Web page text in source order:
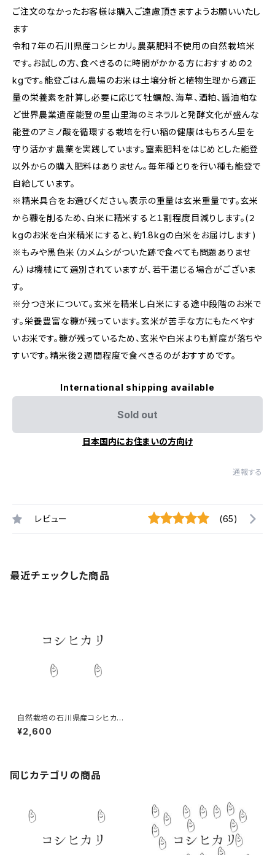
ご注文のなかったお客様は購入ご遠慮頂きますようお願いいたし
ます
令和７年の石川県産コシヒカリ。農薬肥料不使用の自然栽培米
です。お試しの方、食べきるのに時間がかかる方におすすめの２
kgです。能登ごはん農場のお米は土壌分析と植物生理から適正
量の栄養素を計算し必要に応じて牡蠣殻、海草、酒粕、醤油粕な
ど世界農業遺産能登の里山里海のミネラルと発酵文化が盛んな
能登のアミノ酸を循環する栽培を行い稲の健康はもちろん里を
守り活かす農業を実践しています。窒素肥料をはじめとした能登
以外からの購入肥料はありません。毎年種とりを行い種も能登で
自給しています。
※精米具合をお選びください。表示の重量は玄米重量です。玄米
から糠を削るため、白米に精米すると１割程度目減りします。(２
kgのお米を白米精米にすると、約1.8kgの白米をお届けします)
※もみや黒色米（カメムシがついた跡で食べても問題ありませ
ん）は機械にて選別されていますが、若干混じる場合がございま
す。
※分つき米について。玄米を精米し白米にする途中段階のお米で
す。栄養豊富な糠が残っています。玄米が苦手な方にもたべやす
いお米です。糠が残っているため、玄米や白米よりも鮮度が落ちや
すいです。精米後２週間程度で食べきるのがおすすめです。
International shipping available
Sold out
日本国内にお住まいの方向け
通報する
レビュー (65)
最近チェックした商品
自然栽培の石川県産コシヒカリ
2kg 2025年
¥2,600
同じカテゴリの商品